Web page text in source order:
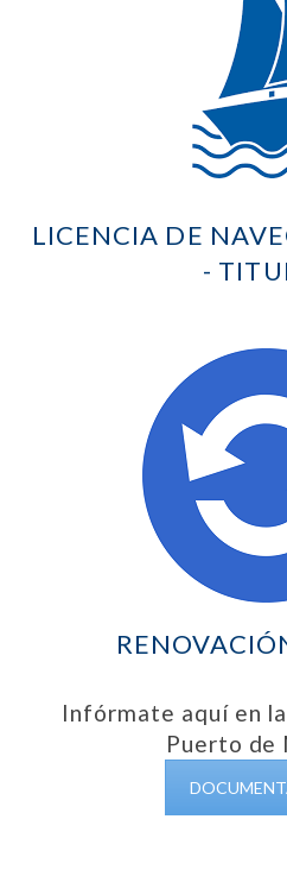
LICENCIA DE
-
Infórmate aquí en
Puerto de